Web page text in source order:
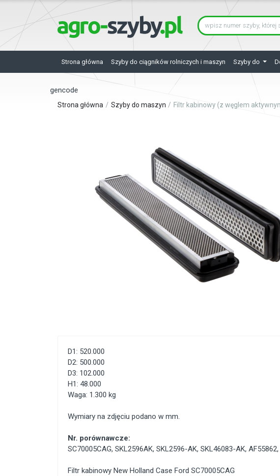
Strona główna Szyby do ciągników rolniczych i maszyn Szyby do
gencode
Strona główna Szyby do maszyn Filtr kabinowy (z węglem
D1: 520.000
D2: 500.000
D3: 102.000
H1: 48.000
Waga: 1.300 kg
Wymiary na zdjęciu podano w mm.
Nr. porównawcze:
SC70005CAG, SKL2596AK, SKL2596-AK, SKL46083-AK, AF55862,
Filtr kabinowy New Holland Case Ford SC70005CAG